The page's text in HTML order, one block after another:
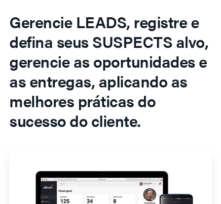
Gerencie LEADS, registre e
defina seus SUSPECTS alvo,
gerencie as oportunidades e
as entregas, aplicando as
melhores práticas do
sucesso do cliente.